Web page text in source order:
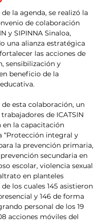
la agenda, se realizó la
de colaboración
y SIPINNA Sinaloa,
una alianza estratégica
las acciones de
sensibilización y
beneficio de la
esta colaboración, un
de ICATSIN
la capacitación
“Protección integral y
la prevención primaria,
secundaria en
escolar, violencia sexual
en planteles
de los cuales 145 asistieron
y 146 de forma
personal de los 19
acciones móviles del